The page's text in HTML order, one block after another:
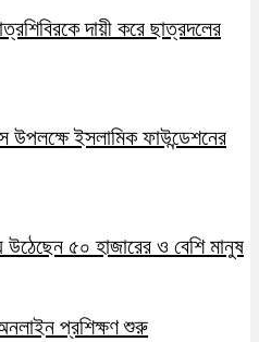
দায়ী করে ছাত্রদলের
ইসলামিক ফাউন্ডেশনের
৫০ হাজারের ও বেশি মানুষ
প্রশিক্ষণ শুরু